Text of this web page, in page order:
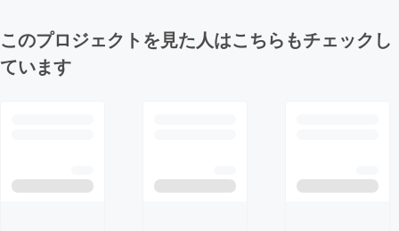
このプロジェクトを見た人はこちらもチェックし
ています